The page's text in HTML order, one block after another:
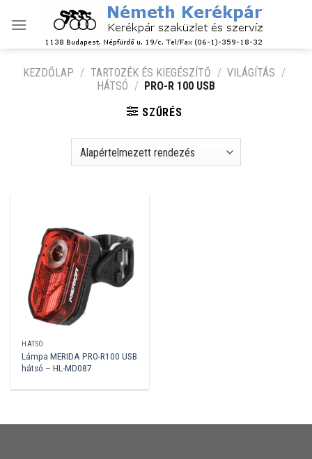
KEZDŐLAP / TARTOZÉK ÉS KIEGÉSZÍTŐ / VILÁGÍTÁS /
HÁTSÓ / PRO-R 100 USB
SZŰRÉS
HÁTSÓ
Lámpa MERIDA PRO-R100 USB
hátsó – HL-MD087